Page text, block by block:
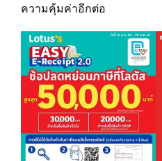
ความคุ้มค่าอีกต่อ